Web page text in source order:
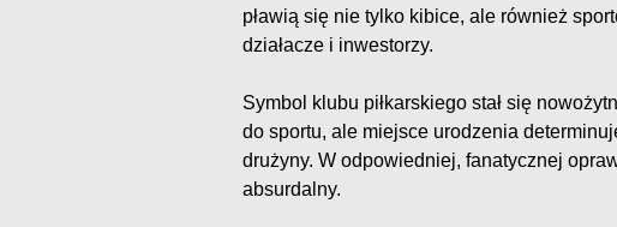
pławią się nie tylko kibice, ale również
działacze i inwestorzy.
Symbol klubu piłkarskiego stał się
do sportu, ale miejsce urodzenia
drużyny. W odpowiedniej, fanatycznej
absurdalny.